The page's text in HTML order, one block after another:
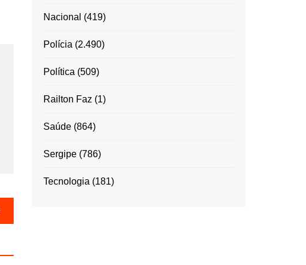
Nacional (419)
Polícia (2.490)
Política (509)
Railton Faz (1)
Saúde (864)
Sergipe (786)
Tecnologia (181)